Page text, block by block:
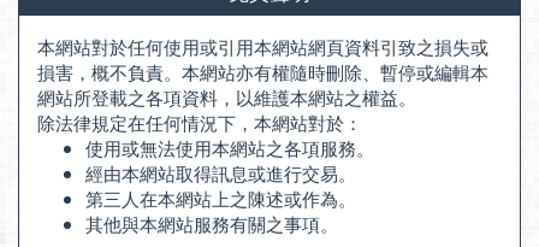
本網站對於任何使用或引用本網站網頁資料引致之損失或
損害，概不負責。本網站亦有權隨時刪除、暫停或編輯本
網站所登載之各項資料，以維護本網站之權益。
除法律規定在任何情況下，本網站對於：
使用或無法使用本網站之各項服務。
經由本網站取得訊息或進行交易。
第三人在本網站上之陳述或作為。
其他與本網站服務有關之事項。